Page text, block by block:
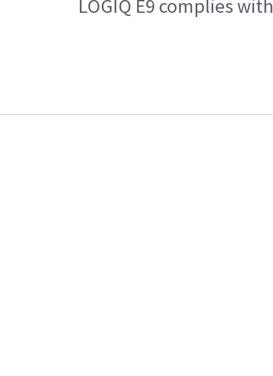
LOGIQ E9 complies